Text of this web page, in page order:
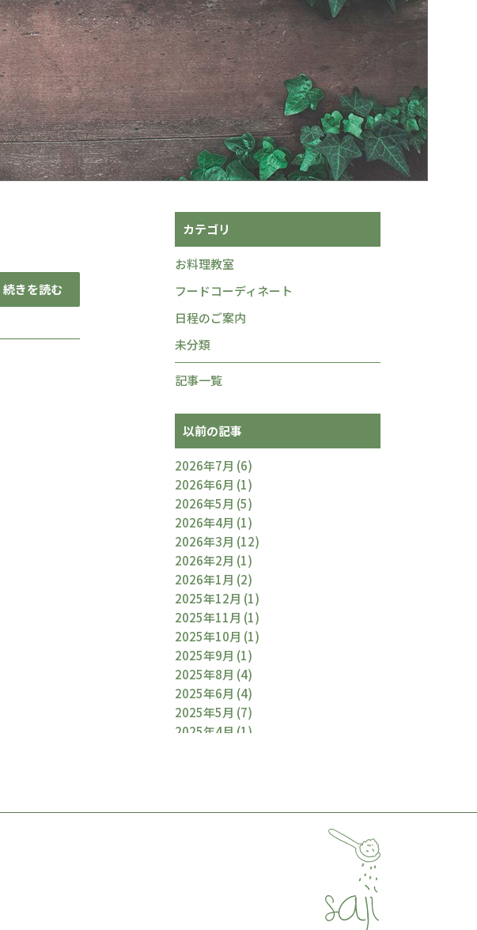
続きを読む
カテゴリ
お料理教室
フードコーディネート
日程のご案内
未分類
記事一覧
以前の記事
2026年7月 (6)
2026年6月 (1)
2026年5月 (5)
2026年4月 (1)
2026年3月 (12)
2026年2月 (1)
2026年1月 (2)
2025年12月 (1)
2025年11月 (1)
2025年10月 (1)
2025年9月 (1)
2025年8月 (4)
2025年6月 (4)
2025年5月 (7)
2025年4月 (1)